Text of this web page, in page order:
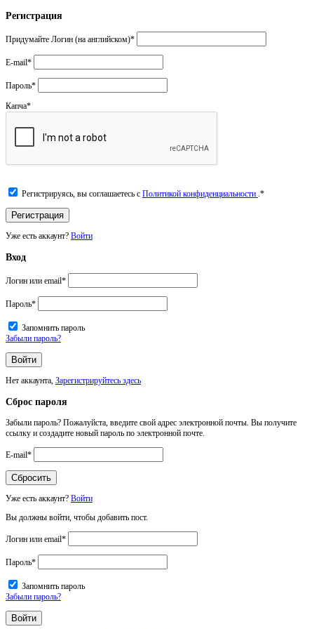
Регистрация
Придумайте Логин (на английском)*
E-mail*
Пароль*
Капча*
Регистрируясь, вы соглашаетесь с Политикой конфиденциальности .*
Уже есть аккаунт? Войти
Вход
Логин или email*
Пароль*
Запомнить пароль
Забыли пароль?
Нет аккаунта, Зарегистрируйтесь здесь
Сброс пароля
Забыли пароль? Пожалуйста, введите свой адрес электронной почты. Вы получите
ссылку и создадите новый пароль по электронной почте.
E-mail*
Уже есть аккаунт? Войти
Вы должны войти, чтобы добавить пост.
Логин или email*
Пароль*
Запомнить пароль
Забыли пароль?